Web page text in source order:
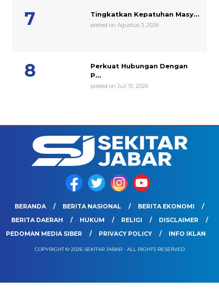
Tingkatkan Kepatuhan Masy...
posted on Agustus 3, 2026
Perkuat Hubungan Dengan
P...
posted on Juli 15, 2026
BERANDA BERITA NASIONAL
BERITA EKONOMI
BERITA DAERAH
HUKUM RELIGI
DISCLAIMER
PEDOMAN MEDIA SIBER
PRIVACY POLICY INFO IKLAN
COPYRIGHT © 2026 SEKITAR JABAR - ALL RIGHTS RESERVED